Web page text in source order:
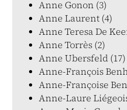
Anne Gonon (3)
Anne Laurent (4)
Anne Teresa De
Anne Torrès (2)
Anne Ubersfeld (17)
Anne-François
Anne-Françoise
Anne-Laure